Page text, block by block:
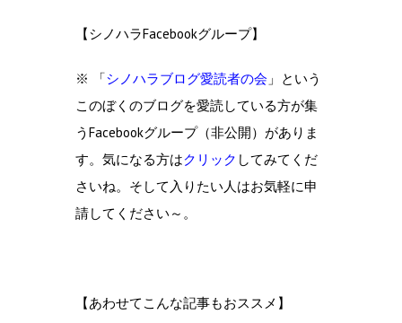
【シノハラFacebookグループ】
※ 「シノハラブログ愛読者の会 」という
このぼくのブログを愛読している方が集
うFacebookグループ（非公開）がありま
す。気になる方はクリック してみてくだ
さいね。そして入りたい人はお気軽に申
請してください～。
【あわせてこんな記事もおススメ】